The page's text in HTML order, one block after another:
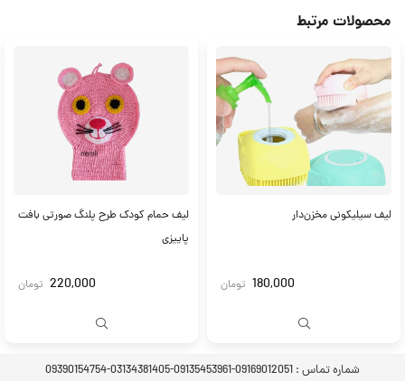
محصولات مرتبط
لیف سیلیکونی مخزن‌دار
180,000 تومان
لیف حمام کودک طرح پلنگ صورتی بافت
پاییزی
220,000 تومان
شماره تماس : 09169012051-09135453961-03134381405-09390154754